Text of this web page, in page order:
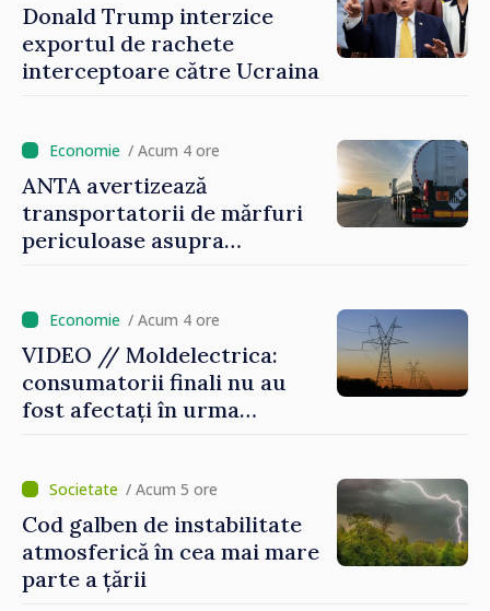
Donald Trump interzice
exportul de rachete
interceptoare către Ucraina
/ Acum 4 ore
ANTA avertizează
transportatorii de mărfuri
periculoase asupra
/ Acum 4 ore
VIDEO // Moldelectrica:
consumatorii finali nu au
fost afectați în urma
reparație vor fi efectuate în
regim prioritar
/ Acum 5 ore
Cod galben de instabilitate
atmosferică în cea mai mare
parte a țării